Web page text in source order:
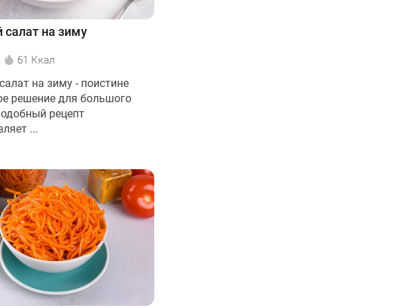
на зиму
61 Ккал
на зиму - поистине
решение для большого
рецепт
...